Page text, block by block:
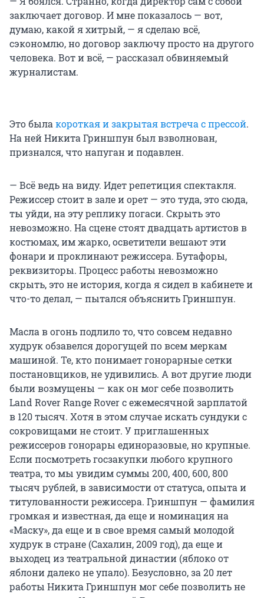
заключает договор. И мне показалось — вот,
думаю, какой я хитрый, — я сделаю всё,
сэкономлю, но договор заключу просто на другого
человека. Вот и всё, — рассказал обвиняемый
журналистам.
Это былакороткая и закрытая встреча с прессой.
На ней Никита Гриншпун был взволнован,
признался, что напуган и подавлен.
— Всё ведь на виду. Идет репетиция спектакля.
Режиссер стоит в зале и орет — это туда, это сюда,
ты уйди, на эту реплику погаси. Скрыть это
невозможно. На сцене стоят двадцать артистов в
костюмах, им жарко, осветители вешают эти
фонари и проклинают режиссера. Бутафоры,
реквизиторы. Процесс работы невозможно
скрыть, это не история, когда я сидел в кабинете и
что-то делал, — пытался объяснить Гриншпун.
Масла в огонь подлило то, что совсем недавно
худрук обзавелся дорогущей по всем меркам
машиной. Те, кто понимает гонорарные сетки
постановщиков, не удивились. А вот другие люди
были возмущены — как он мог себе позволить
Land Rover Range Rover с ежемесячной зарплатой
в 120 тысяч. Хотя в этом случае искать сундуки с
сокровищами не стоит. У приглашенных
режиссеров гонорары единоразовые, но крупные.
Если посмотреть госзакупки любого крупного
театра, то мы увидим суммы 200, 400, 600, 800
тысяч рублей, в зависимости от статуса, опыта и
титулованности режиссера. Гриншпун — фамилия
громкая и известная, да еще и номинация на
«Маску», да еще и в свое время самый молодой
худрук в стране (Сахалин, 2009 год), да еще и
выходец из театральной династии (яблоко от
яблони далеко не упало). Безусловно, за 20 лет
работы Никита Гриншпун мог себе позволить не